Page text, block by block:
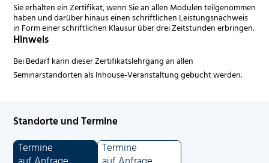
Sie erhalten ein Zertifikat, wenn Sie an allen Modulen teilgenommen
haben und darüber hinaus einen schriftlichen Leistungsnachweis
in Form einer schriftlichen Klausur über drei Zeitstunden erbringen.
Hinweis
Bei Bedarf kann dieser Zertifikatslehrgang an allen
Seminarstandorten als Inhouse-Veranstaltung gebucht werden.
Standorte und Termine
Termine
Termine